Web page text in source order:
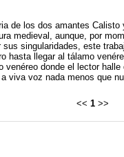
de los dos amantes Calisto y Melibea
sus singularidades, este
hasta llegar al tálamo
venéreo donde el lector
viva voz nada menos que
<< 1 >>